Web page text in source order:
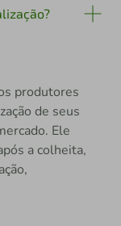
produtores
de seus
Ele
a colheita,